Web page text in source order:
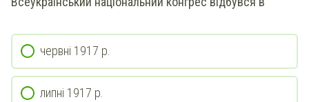
червні 1917 р.
липні 1917 р.